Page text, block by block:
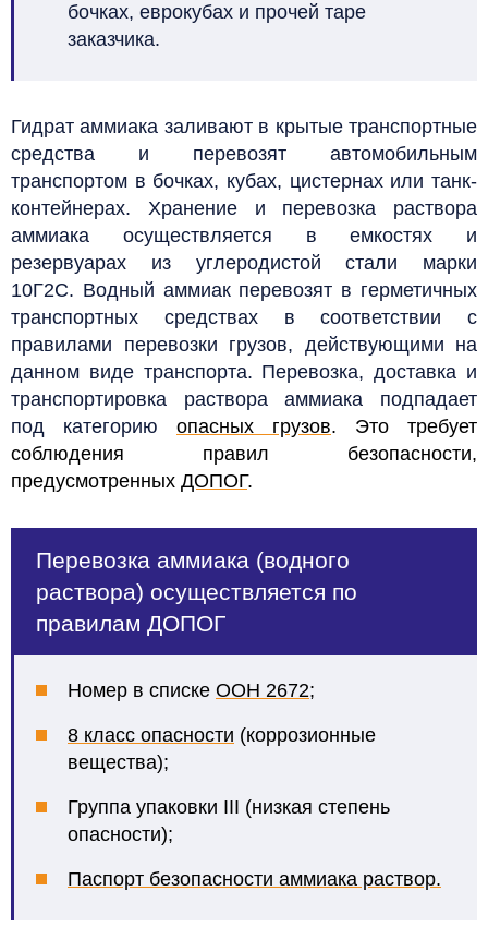
бочках, еврокубах и прочей таре
заказчика.
Гидрат аммиака заливают в крытые транспортные
средства и перевозят автомобильным
транспортом в бочках, кубах, цистернах или танк-
контейнерах. Хранение и перевозка раствора
аммиака осуществляется в емкостях и
резервуарах из углеродистой стали марки
10Г2С. Водный аммиак перевозят в герметичных
транспортных средствах в соответствии с
правилами перевозки грузов, действующими на
данном виде транспорта. Перевозка, доставка и
транспортировка раствора аммиака подпадает
под категорию опасных грузов. Это требует
соблюдения правил безопасности,
предусмотренных ДОПОГ.
Перевозка аммиака (водного
раствора) осуществляется по
правилам ДОПОГ
Номер в списке ООН 2672;
8 класс опасности (коррозионные
вещества);
Группа упаковки III (низкая степень
опасности);
Паспорт безопасности аммиака раствор.